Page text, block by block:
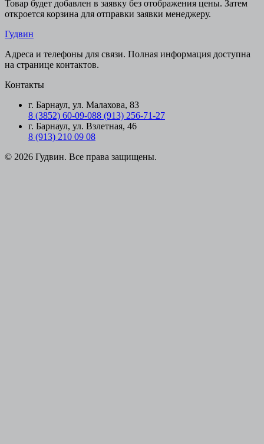
Товар будет добавлен в заявку без отображения цены. Затем
откроется корзина для отправки заявки менеджеру.
Гудвин
Адреса и телефоны для связи. Полная информация доступна
на странице контактов.
Контакты
г. Барнаул, ул. Малахова, 83
8 (3852) 60-09-088 (913) 256-71-27
г. Барнаул, ул. Взлетная, 46
8 (913) 210 09 08
© 2026 Гудвин. Все права защищены.